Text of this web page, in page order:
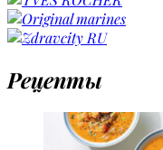
Рецепты